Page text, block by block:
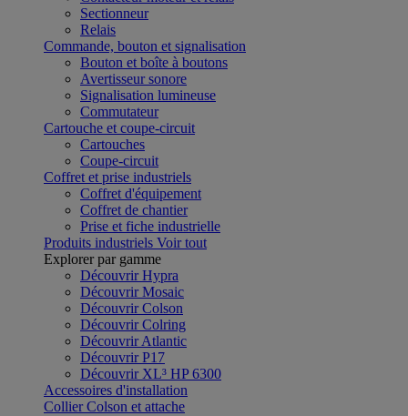
Sectionneur
Relais
Commande, bouton et signalisation
Bouton et boîte à boutons
Avertisseur sonore
Signalisation lumineuse
Commutateur
Cartouche et coupe-circuit
Cartouches
Coupe-circuit
Coffret et prise industriels
Coffret d'équipement
Coffret de chantier
Prise et fiche industrielle
Produits industriels Voir tout
Explorer par gamme
Découvrir Hypra
Découvrir Mosaic
Découvrir Colson
Découvrir Colring
Découvrir Atlantic
Découvrir P17
Découvrir XL³ HP 6300
Accessoires d'installation
Collier Colson et attache